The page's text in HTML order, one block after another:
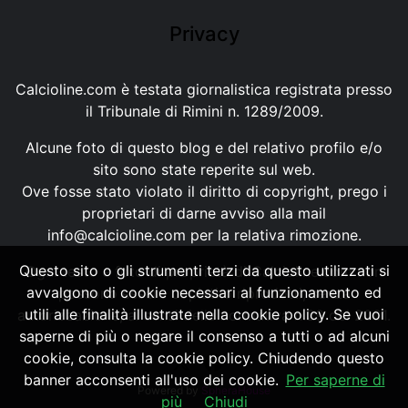
Privacy
Calcioline.com è testata giornalistica registrata presso
il Tribunale di Rimini n. 1289/2009.
Alcune foto di questo blog e del relativo profilo e/o
sito sono state reperite sul web.
Ove fosse stato violato il diritto di copyright, prego i
proprietari di darne avviso alla mail
info@calcioline.com per la relativa rimozione.
Ogni testo e foto di proprietà di Calcioline.com non
possono essere copiati o riprodotti, senza
autorizzazione, ai sensi della normativa n.29 del 2001.
Powered by SpheraHouse
Questo sito o gli strumenti terzi da questo utilizzati si
avvalgono di cookie necessari al funzionamento ed
utili alle finalità illustrate nella cookie policy. Se vuoi
saperne di più o negare il consenso a tutti o ad alcuni
cookie, consulta la cookie policy. Chiudendo questo
banner acconsenti all'uso dei cookie. Per saperne di
più
Chiudi